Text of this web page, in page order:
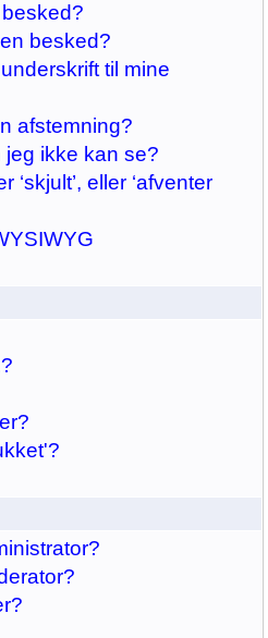
besked?
til mine
afstemning?
jeg ikke kan se?
eller ‘afventer